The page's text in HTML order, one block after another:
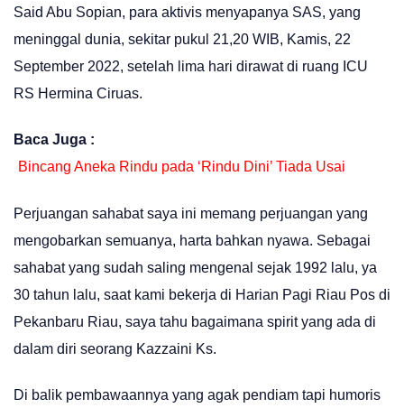
Said Abu Sopian, para aktivis menyapanya SAS, yang
meninggal dunia, sekitar pukul 21,20 WIB, Kamis, 22
September 2022, setelah lima hari dirawat di ruang ICU
RS Hermina Ciruas.
Baca Juga :
Bincang Aneka Rindu pada ‘Rindu Dini’ Tiada Usai
Perjuangan sahabat saya ini memang perjuangan yang
mengobarkan semuanya, harta bahkan nyawa. Sebagai
sahabat yang sudah saling mengenal sejak 1992 lalu, ya
30 tahun lalu, saat kami bekerja di Harian Pagi Riau Pos di
Pekanbaru Riau, saya tahu bagaimana spirit yang ada di
dalam diri seorang Kazzaini Ks.
Di balik pembawaannya yang agak pendiam tapi humoris